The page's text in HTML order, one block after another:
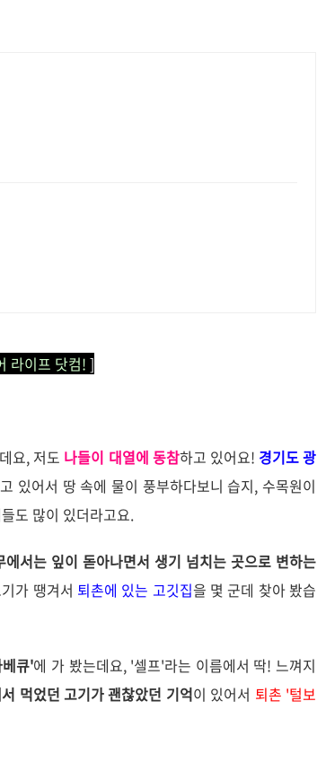
라이프 닷컴! ]
요, 저도 나들이 대열에 동참하고 있어요! 경기도 광
있어서 땅 속에 물이 풍부하다보니 습지, 수목원이
도 많이 있더라고요.
서는 잎이 돋아나면서 생기 넘치는 곳으로 변하는
가 땡겨서 퇴촌에 있는 고깃집을 몇 군데 찾아 봤습
큐'에 가 봤는데요, '셀프'라는 이름에서 딱! 느껴지
먹었던 고기가 괜찮았던 기억이 있어서 퇴촌 '털보